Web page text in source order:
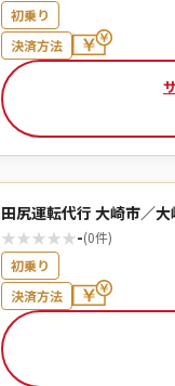
初乗り
決済方法
田尻運転代行 大崎市／大
★★★★★-(0件)
初乗り
決済方法